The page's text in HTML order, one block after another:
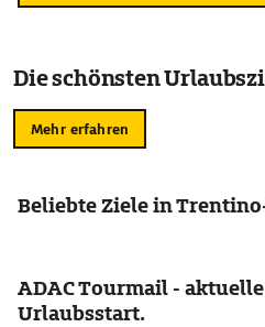
Die schönsten
Mehr erfahren
Beliebte Ziele in
ADAC Tourmail -
Urlaubsstart.